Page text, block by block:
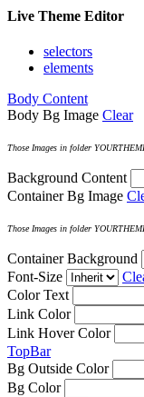
Live Theme Editor
selectors
elements
Body Content
Body Bg Image Clear
Those Images in folder
Background Content
Container Bg Image
Those Images in folder
Container Background
Font-Size
Color Text
Link Color
Link Hover Color
TopBar
Bg Outside Color
Bg Color